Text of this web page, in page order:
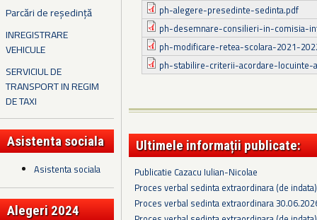
Parcări de reședință
INREGISTRARE
VEHICULE
SERVICIUL DE
TRANSPORT IN REGIM
DE TAXI
Asistenta sociala
Asistenta sociala
Alegeri 2024
ph-alegere-presedinte-sedinta.pdf
ph-desemnare-consilieri-in-comisia-
ph-modificare-retea-scolara-2021-
ph-stabilire-criterii-acordare-locuinte-
Ultimele informații publicate:
Publicatie Cazacu Iulian-Nicolae
Proces verbal sedinta extraordinara (de
Proces verbal sedinta extraordinara